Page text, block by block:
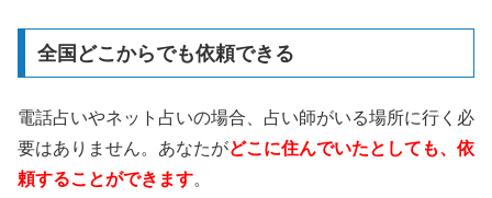
全国どこからでも依頼できる
電話占いやネット占いの場合、占い師がいる場所に行く必
要はありません。あなたがどこに住んでいたとしても、依
頼することができます。